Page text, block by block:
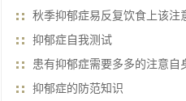
秋季抑郁症易反复饮食上该注
抑郁症自我测试
患有抑郁症需要多多的注意自
抑郁症的防范知识